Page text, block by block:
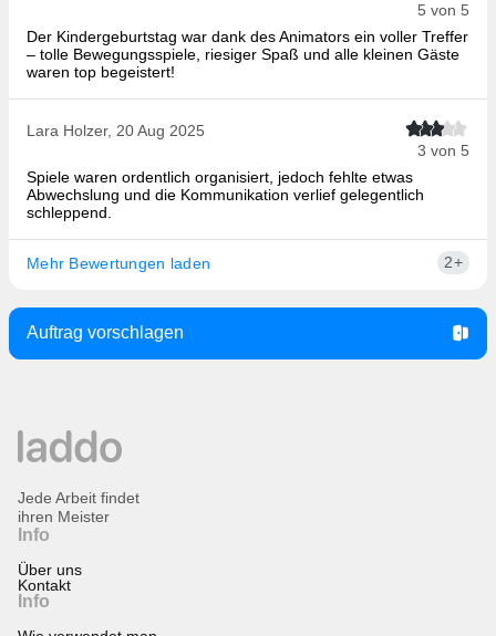
5 von 5
Der Kindergeburtstag war dank des Animators ein voller Treffer
– tolle Bewegungsspiele, riesiger Spaß und alle kleinen Gäste
waren top begeistert!
Lara Holzer, 20 Aug 2025
3 von 5
Spiele waren ordentlich organisiert, jedoch fehlte etwas
Abwechslung und die Kommunikation verlief gelegentlich
schleppend.
Mehr Bewertungen laden 2+
Auftrag vorschlagen
Info
Über uns
Kontakt
Info
Jede Arbeit findet
ihren Meister